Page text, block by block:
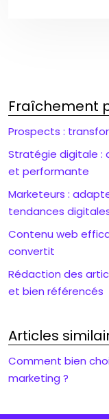
Fraîchement
Prospects :
Stratégie digitale :
et performante
Marketeurs :
tendances
Contenu web
convertit
Rédaction des
et bien référencés
Articles
Comment bien
marketing ?